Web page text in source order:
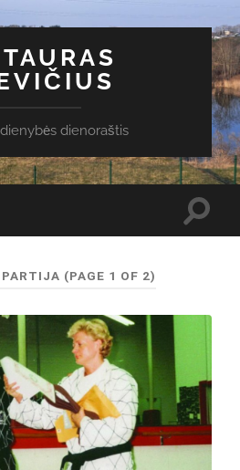
dienoraštis
PARTIJA (PAGE 1 OF 2)